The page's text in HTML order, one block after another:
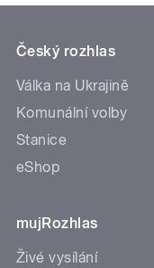
Český rozhlas
Válka na Ukrajině
Komunální volby
Stanice
eShop
mujRozhlas
Živé vysílání